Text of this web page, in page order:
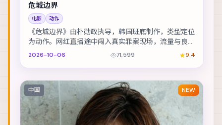
危城边界
电影 动作
《危城边界》由朴勋政执导，韩国班底制作，类型定位
为动作。网红直播途中闯入真实罪案现场，流量与良知
正面冲突。主演包括金城武、章子怡、谭卓 等，表演...
2026-10-06 71,599 9.4
中国 NEW